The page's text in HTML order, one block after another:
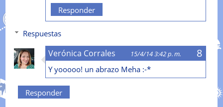
Responder
Respuestas
Verónica Corrales 15/4/14 3:42 p. m.
Y yooooo! un abrazo Meha :-*
Responder